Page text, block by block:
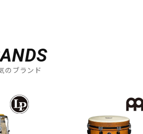
のブランド